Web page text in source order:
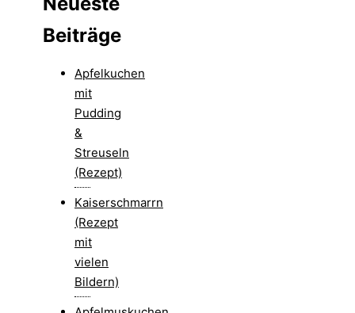
Beiträge
Apfelkuchen
mit
Pudding
&
Streuseln
(Rezept)
Kaiserschmarrn
(Rezept
mit
vielen
Bildern)